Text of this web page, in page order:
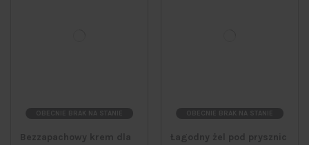
OBECNIE BRAK NA STANIE
Bezzapachowy krem dla
OBECNIE BRAK NA STANIE
Łagodny żel pod prysznic